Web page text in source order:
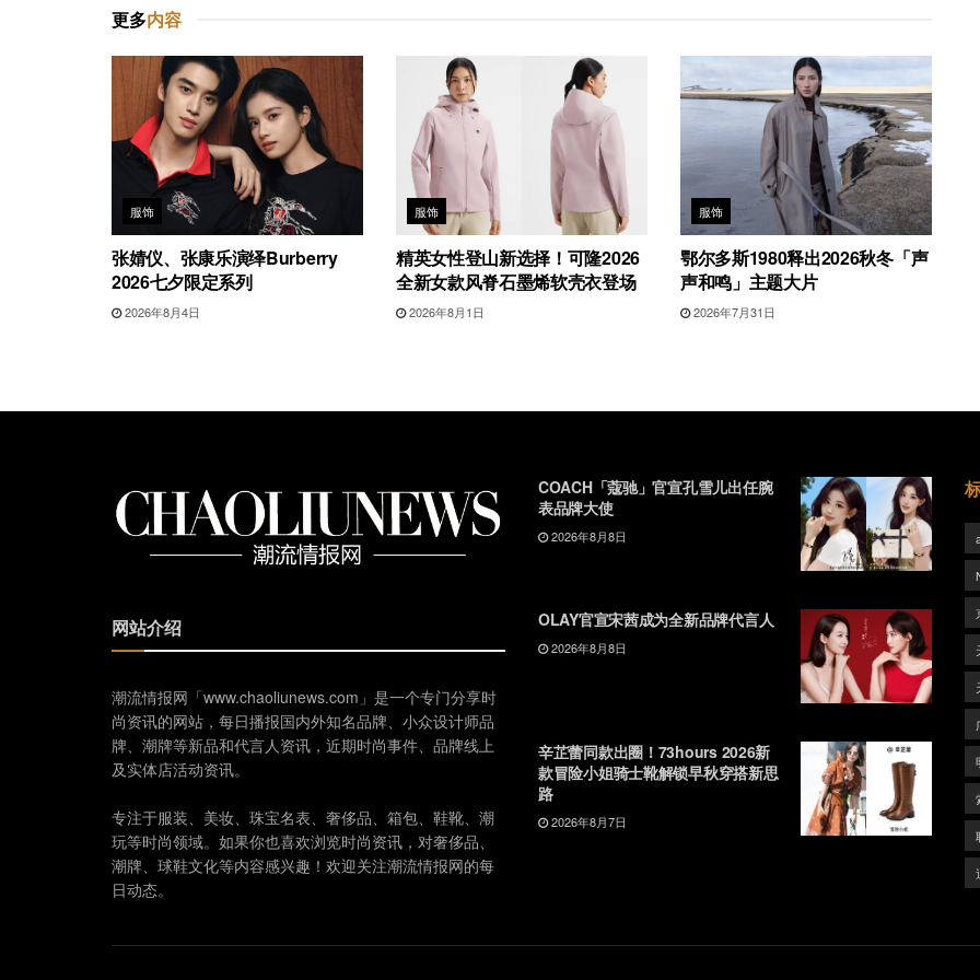
更多内容
服饰
张婧仪、张康乐演绎Burberry
2026七夕限定系列
2026年8月4日
服饰
精英女性登山新选择！可隆2026
全新女款风脊石墨烯软壳衣登场
2026年8月1日
服饰
鄂尔多斯1980释出2026秋冬「声
声和鸣」主题大片
2026年7月31日
网站介绍
潮流情报网「www.chaoliunews.com」是一个专门分享时
尚资讯的网站，每日播报国内外知名品牌、小众设计师品
牌、潮牌等新品和代言人资讯，近期时尚事件、品牌线上
及实体店活动资讯。
专注于服装、美妆、珠宝名表、奢侈品、箱包、鞋靴、潮
玩等时尚领域。如果你也喜欢浏览时尚资讯，对奢侈品、
潮牌、球鞋文化等内容感兴趣！欢迎关注潮流情报网的每
日动态。
COACH「蔻驰」官宣孔雪儿出任腕
表品牌大使
2026年8月8日
OLAY官宣宋茜成为全新品牌代言人
2026年8月8日
辛芷蕾同款出圈！73hours 2026新
款冒险小姐骑士靴解锁早秋穿搭新思
路
2026年8月7日